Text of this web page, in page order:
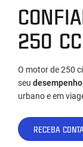
250 CC
O motor de 250
seu
urbano e em
RECEBA